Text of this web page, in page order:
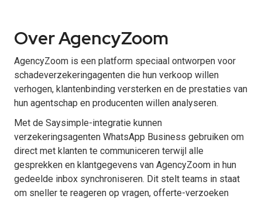
Over AgencyZoom
AgencyZoom is een platform speciaal ontworpen voor
schadeverzekeringagenten die hun verkoop willen
verhogen, klantenbinding versterken en de prestaties van
hun agentschap en producenten willen analyseren.
Met de Saysimple-integratie kunnen
verzekeringsagenten WhatsApp Business gebruiken om
direct met klanten te communiceren terwijl alle
gesprekken en klantgegevens van AgencyZoom in hun
gedeelde inbox synchroniseren. Dit stelt teams in staat
om sneller te reageren op vragen, offerte-verzoeken